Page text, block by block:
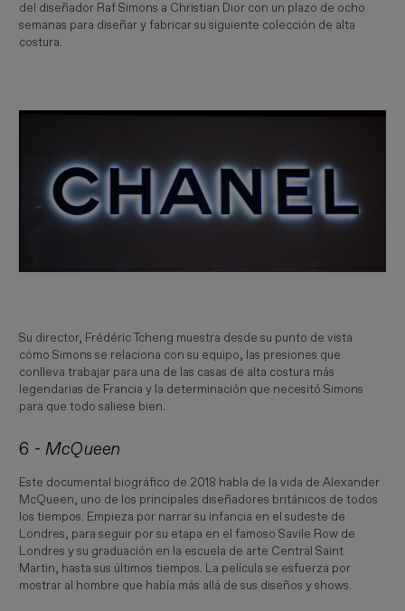
del diseñador Raf Simons a Christian Dior con un plazo de ocho
semanas para diseñar y fabricar su siguiente colección de alta
costura.
Su director, Frédéric Tcheng muestra desde su punto de vista
cómo Simons se relaciona con su equipo, las presiones que
conlleva trabajar para una de las casas de alta costura más
legendarias de Francia y la determinación que necesitó Simons
para que todo saliese bien.
6 - McQueen
Este documental biográfico de 2018 habla de la vida de Alexander
McQueen, uno de los principales diseñadores británicos de todos
los tiempos. Empieza por narrar su infancia en el sudeste de
Londres, para seguir por su etapa en el famoso Savile Row de
Londres y su graduación en la escuela de arte Central Saint
Martin, hasta sus últimos tiempos. La película se esfuerza por
mostrar al hombre que había más allá de sus diseños y shows.